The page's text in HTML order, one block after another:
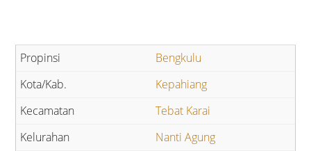
Bengkulu
Kepahiang
Tebat Karai
Nanti Agung